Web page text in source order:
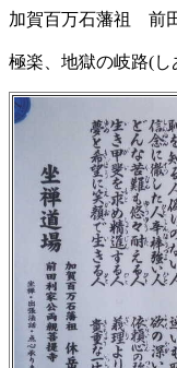
加賀百万石藩祖 前
極楽、地獄の岐路(